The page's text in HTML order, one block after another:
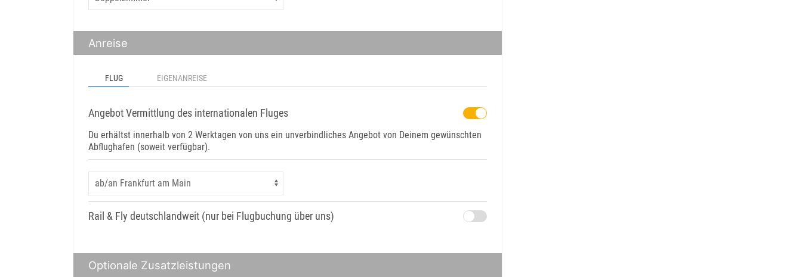
Anreise
FLUG EIGENANREISE
Angebot Vermittlung des internationalen Fluges
Du erhältst innerhalb von 2 Werktagen von uns ein unverbindliches Angebot von Deinem gewünschten
Abflughafen (soweit verfügbar).
Rail & Fly deutschlandweit (nur bei Flugbuchung über uns)
Optionale Zusatzleistungen